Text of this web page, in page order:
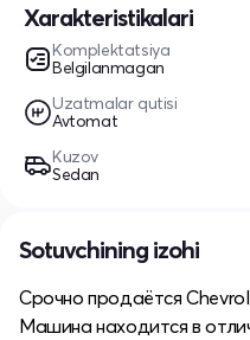
Xarakteristikalari
Komplektatsiya
Belgilanmagan
Uzatmalar qutisi
Avtomat
Kuzov
Sedan
Sotuvchining izohi
Срочно продаётся
Машина находится в